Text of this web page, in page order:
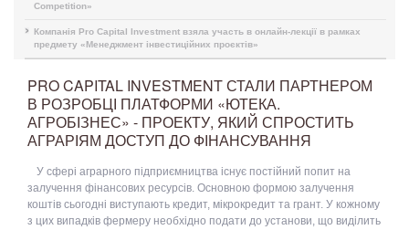
Competition»
Компанія Pro Capital Investment взяла участь в онлайн-лекції в рамках
предмету «Менеджмент інвестиційних проєктів»
PRO CAPITAL INVESTMENT СТАЛИ ПАРТНЕРОМ
В РОЗРОБЦІ ПЛАТФОРМИ «ЮТЕКА.
АГРОБІЗНЕС» - ПРОЕКТУ, ЯКИЙ СПРОСТИТЬ
АГРАРІЯМ ДОСТУП ДО ФІНАНСУВАННЯ
У сфері аграрного підприємництва існує постійний попит на
залучення фінансових ресурсів. Основною формою залучення
коштів сьогодні виступають кредит, мікрокредит та грант. У кожному
з цих випадків фермеру необхідно подати до установи, що виділить